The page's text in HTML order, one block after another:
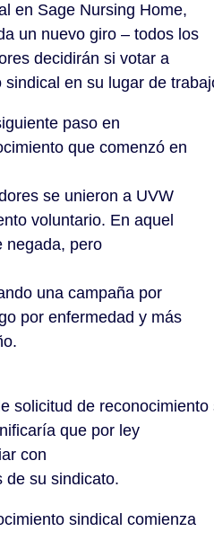
en Sage Nursing Home,
un nuevo giro – todos los
decidirán si votar a
sindical en su lugar de
paso en
que comenzó en
se unieron a UVW
voluntario. En aquel
negada, pero
una campaña por
por enfermedad y más
solicitud de reconocimiento
que por ley
con
de su sindicato.
sindical comienza